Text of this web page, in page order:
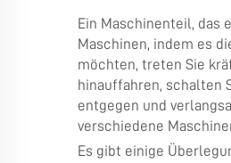
Ein Maschinenteil, das
Maschinen, indem es
möchten, treten Sie
hinauffahren, schalten
entgegen und
verschiedene
Es gibt einige